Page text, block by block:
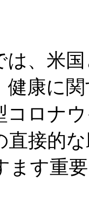
、米
健康に
コロナ
直接的
ます重